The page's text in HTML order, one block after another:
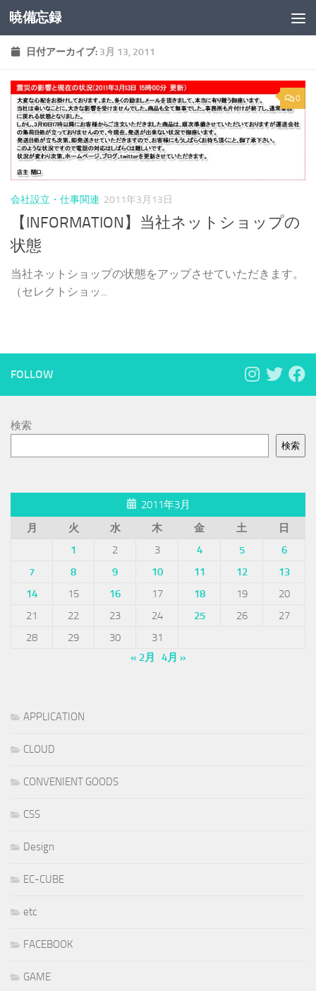
コンテンツへスキップ
暁備忘録
日付アーカイブ: 3月 13, 2011
0
会社設立・仕事関連 2011年3月13日
【INFORMATION】当社ネットショップの
状態
当社ネットショップの状態をアップさせていただきます。
（セレクトショッ...
FOLLOW
検索
検索
2011年3月
月
火 水 木 金 土
日
1
2 3 4 5
6
7
8 9 10 11 12
13
14
15 16 17 18 19
20
21
22 23 24 25 26
27
28
29 30
31
« 2月
4月 »
APPLICATION
CLOUD
CONVENIENT GOODS
CSS
Design
EC-CUBE
etc
FACEBOOK
GAME